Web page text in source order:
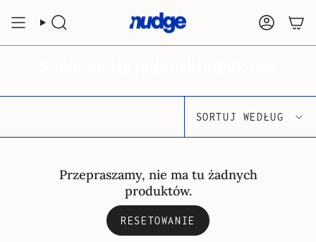
to
SZUKAJ KONTO
Sortuj
według
SORTUJ WEDŁUG
Przepraszamy, nie ma tu żadnych
produktów.
RESETOWANIE